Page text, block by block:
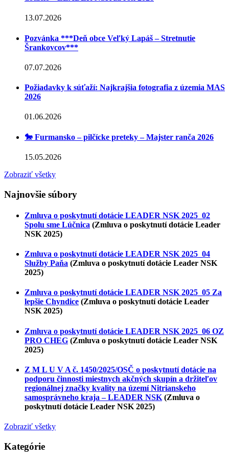
13.07.2026
Pozvánka ***Deň obce Veľký Lapáš – Stretnutie
Šrankovcov***
07.07.2026
Požiadavky k súťaží: Najkrajšia fotografia z územia MAS
2026
01.06.2026
🐎 Furmansko – pilčícke preteky – Majster ranča 2026
15.05.2026
Zobraziť všetky
Najnovšie súbory
Zmluva o poskytnutí dotácie LEADER NSK 2025_02
Spolu sme Lúčnica (Zmluva o poskytnutí dotácie Leader
NSK 2025)
Zmluva o poskytnutí dotácie LEADER NSK 2025_04
Služby Paňa (Zmluva o poskytnutí dotácie Leader NSK
2025)
Zmluva o poskytnutí dotácie LEADER NSK 2025_05 Za
lepšie Chyndice (Zmluva o poskytnutí dotácie Leader
NSK 2025)
Zmluva o poskytnutí dotácie LEADER NSK 2025_06 OZ
PRO CHEG (Zmluva o poskytnutí dotácie Leader NSK
2025)
Z M L U V A č. 1450/2025/OSČ o poskytnutí dotácie na
podporu činnosti miestnych akčných skupín a držiteľov
regionálnej značky kvality na území Nitrianskeho
samosprávneho kraja – LEADER NSK (Zmluva o
poskytnutí dotácie Leader NSK 2025)
Zobraziť všetky
Kategórie